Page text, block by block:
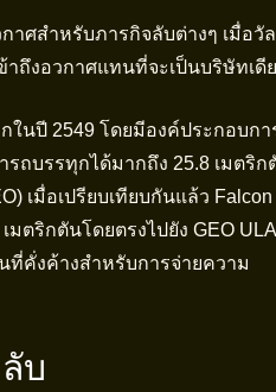
าศสำหรับภารกิจลับต่างๆ เมื่อวัล
ถึงอวกาศแทนที่จะเป็นบริษัทเดี
นปี 2549 โดยมีองค์ประกอบกา
ถบรรทุกได้มากถึง 25.8 เมตริก
เมื่อเปรียบเทียบกันแล้ว Falcon
มตริกตันโดยตรงไปยัง GEO ULA
ที่คั่งค้างสำหรับการจ่ายความ
บ